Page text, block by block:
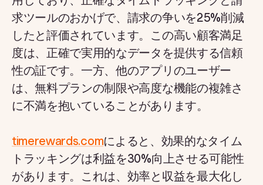
求ツールのおかげで、請求の争いを25%削減
したと評価されています。この高い顧客満足
度は、正確で実用的なデータを提供する信頼
性の証です。一方、他のアプリのユーザー
は、無料プランの制限や高度な機能の複雑さ
に不満を抱いていることがあります。
timerewards.comによると、効果的なタイム
トラッキングは利益を30%向上させる可能性
があります。これは、効率と収益を最大化し